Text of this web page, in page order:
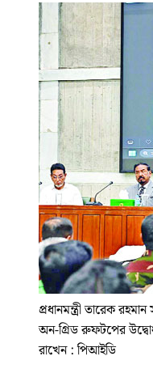
প্রধানমন্ত্রী তারেক
অন-গ্রিড রুফটপের
রাখেন : পিআইডি